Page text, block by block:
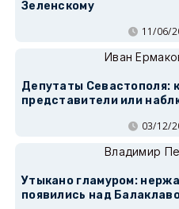
Зеленскому
11/06/
Иван
Депутаты Севастополя:
представители или
03/12/
Владимир
Утыкано гламуром:
появились над